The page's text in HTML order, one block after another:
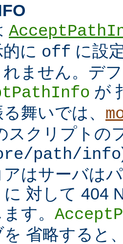
に off に設
ません。デ
が
舞いでは、
スクリプトの
path/info
はサーバは
対して 404
す。
を 省略すると